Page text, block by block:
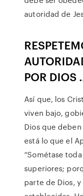
autoridad de
POR DIOS
Así que, los
viven bajo,
Dios que
está lo que el
“Sométase
superiores;
parte de Dios,